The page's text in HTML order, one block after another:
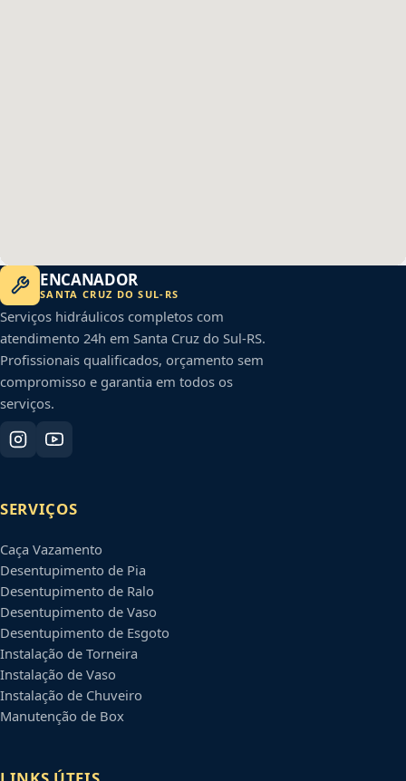
ENCANADOR
SANTA CRUZ DO SUL- RS
Serviços hidráulicos completos com
atendimento 24h em Santa Cruz do Sul-RS.
Profissionais qualificados, orçamento sem
compromisso e garantia em todos os
serviços.
SERVIÇOS
Caça Vazamento
Desentupimento de Pia
Desentupimento de Ralo
Desentupimento de Vaso
Desentupimento de Esgoto
Instalação de Torneira
Instalação de Vaso
Instalação de Chuveiro
Manutenção de Box